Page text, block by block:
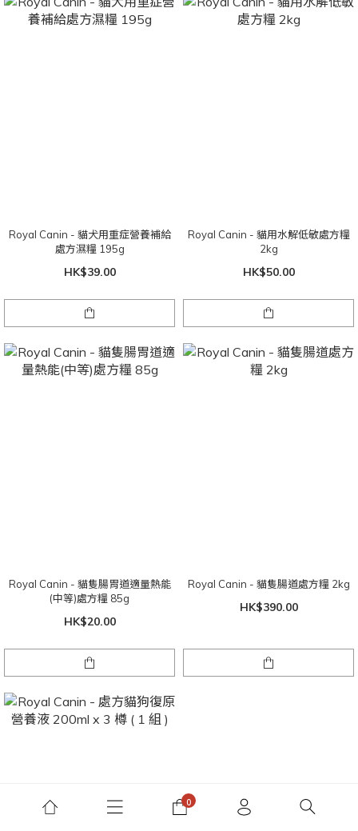
Royal Canin - 貓犬用重症營養補給
處方濕糧 195g
HK$39.00
Royal Canin - 貓用水解低敏處方糧
2kg
HK$50.00
Royal Canin - 貓隻腸胃道適量熱能
(中等)處方糧 85g
HK$20.00
Royal Canin - 貓隻腸道處方糧 2kg
HK$390.00